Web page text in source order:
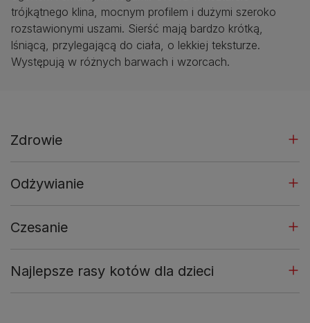
trójkątnego klina, mocnym profilem i dużymi szeroko
rozstawionymi uszami. Sierść mają bardzo krótką,
lśniącą, przylegającą do ciała, o lekkiej teksturze.
Występują w różnych barwach i wzorcach.
Zdrowie
Odżywianie
Czesanie
Najlepsze rasy kotów dla dzieci